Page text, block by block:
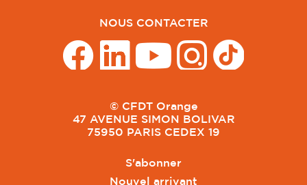
NOUS CONTACTER
© CFDT Orange
47 AVENUE SIMON BOLIVAR
75950 PARIS CEDEX 19
S'abonner
Nouvel arrivant